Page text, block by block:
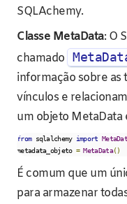
SQLAchemy.
Classe MetaData: O
chamado
informação sobre as
vínculos e
um objeto MetaData
from sqlalchemy import
metadata_objeto = MetaData()
É comum que um
para armazenar